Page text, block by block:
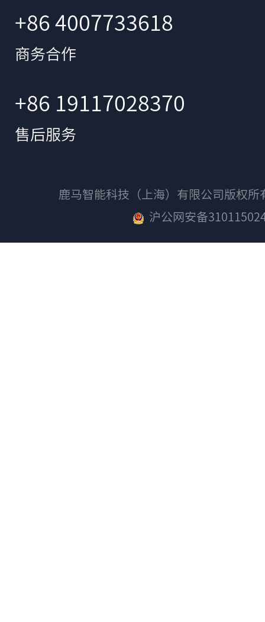
+86 4007733618
商务合作
+86 19117028370
售后服务
鹿马智能科技（上海）有限公司版权
沪公网安备